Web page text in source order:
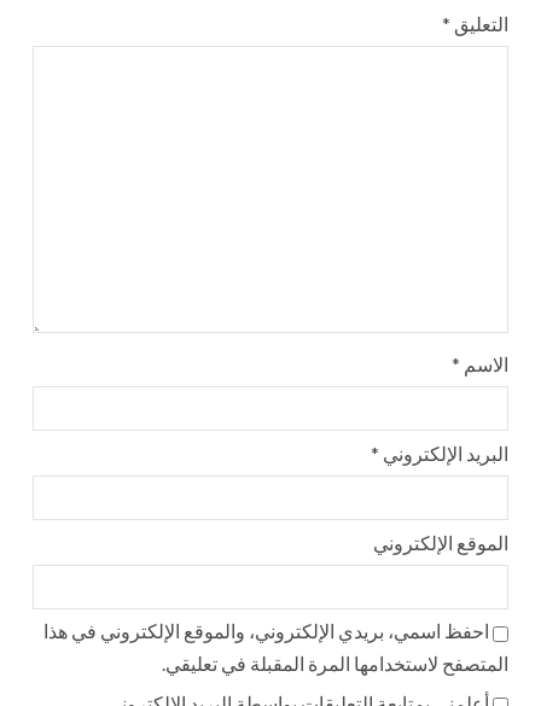
التعليق *
الاسم *
البريد الإلكتروني *
الموقع الإلكتروني
احفظ اسمي، بريدي الإلكتروني، والموقع الإلكتروني في هذا
المتصفح لاستخدامها المرة المقبلة في تعليقي.